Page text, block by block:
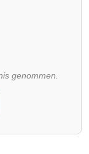
genommen.